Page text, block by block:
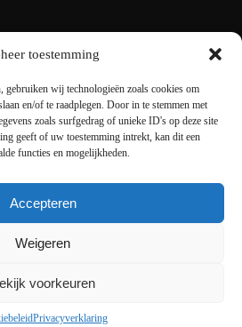
toestemming
gebruiken wij technologieën zoals cookies om
en/of te raadplegen. Door in te stemmen met
zoals surfgedrag of unieke ID's op deze site
geeft of uw toestemming intrekt, kan dit een
functies en mogelijkheden.
Accepteren
Weigeren
voorkeuren
Privacyverklaring
| Alle rechten